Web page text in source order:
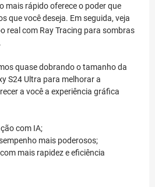
mais rápido oferece o poder que
que você deseja. Em seguida, veja
real com Ray Tracing para sombras
quase dobrando o tamanho da
S24 Ultra para melhorar a
a você a experiência gráfica
com IA;
mais poderosos;
mais rapidez e eficiência